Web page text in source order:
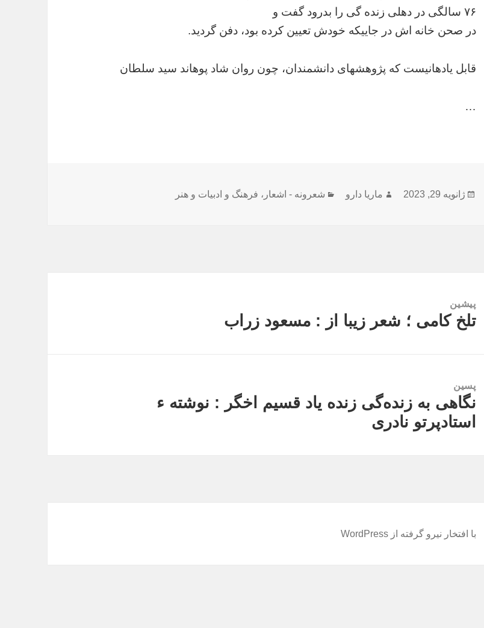
۷۶ سالگی در دهلی زنده گی را بدرود گفت و
در صحن خانه اش در جاییکه خودش تعیین کرده بود، دفن گردید.
قابل یادهانیست که پژوهشهای دانشمندان، چون روان شاد پوهاند سید سلطان
…
ارسال
ژانویه 29, 2023 نویسنده
ماریا دارو دسته‌ها
شعرونه - اشعار ، فرهنگ و ادبیات و هنر
پیشین
نوشته
تلخ کامی ؛ شعر زیبا از : مسعود زراب
پسین
نوشته
بعدی:
نگاهی به زنده‌گی زنده یاد قسیم اخگر : نوشته ء
استادپرتو نادری
با افتخار نیرو گرفته از WordPress